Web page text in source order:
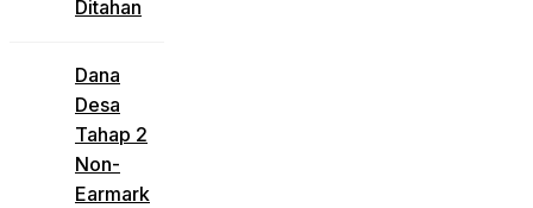
Ditahan
Dana
Desa
Tahap 2
Non-
Earmark